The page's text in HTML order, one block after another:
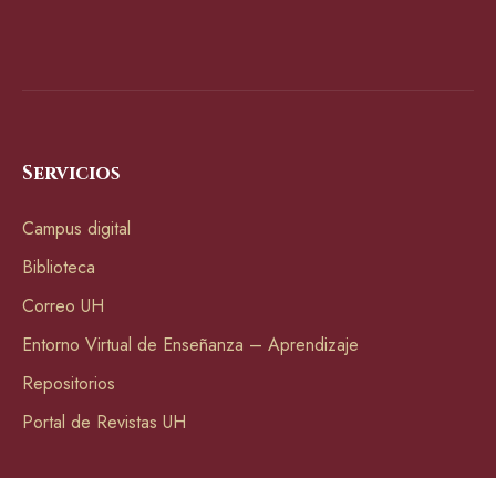
Servicios
Campus digital
Biblioteca
Correo UH
Entorno Virtual de Enseñanza – Aprendizaje
Repositorios
Portal de Revistas UH